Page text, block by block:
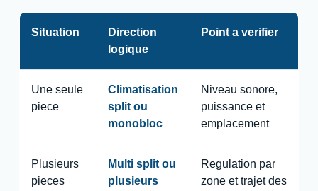
Situation
Direction
logique
Point a verifier
Une seule
piece
Climatisation
split ou
monobloc
Niveau sonore,
puissance et
emplacement
Plusieurs
pieces
Multi split ou
plusieurs
Regulation par
zone et trajet des